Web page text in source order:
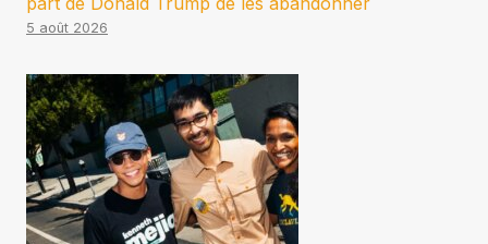
5 août 2026